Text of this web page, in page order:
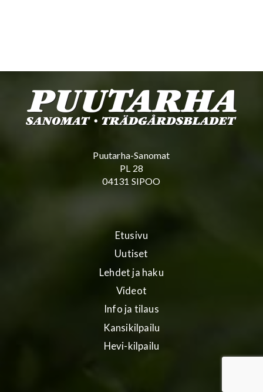
Puutarha-Sanomat
PL 28
04131 SIPOO
Etusivu
Uutiset
Lehdet ja haku
Videot
Info ja tilaus
Kansikilpailu
Hevi-kilpailu